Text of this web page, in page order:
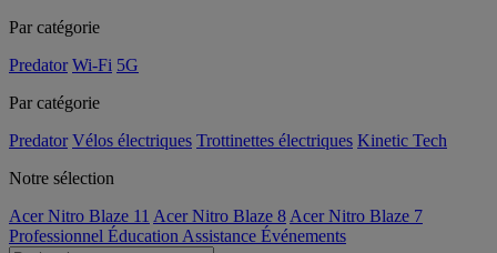
Par catégorie
Predator Wi-Fi 5G
Par catégorie
Predator Vélos électriques Trottinettes électriques Kinetic Tech
Notre sélection
Acer Nitro Blaze 11 Acer Nitro Blaze 8 Acer Nitro Blaze 7
Professionnel Éducation Assistance Événements